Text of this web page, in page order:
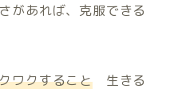
があれば、克服できる
ワクすること 生きる